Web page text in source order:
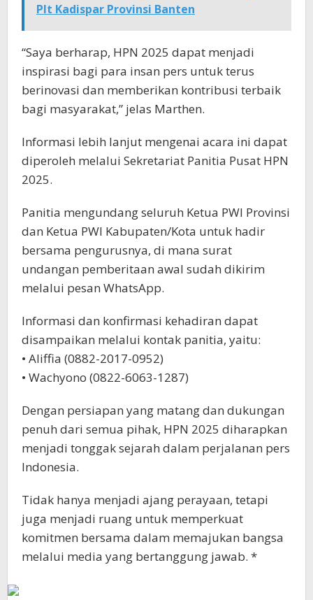
Plt Kadispar Provinsi Banten
“Saya berharap, HPN 2025 dapat menjadi
inspirasi bagi para insan pers untuk terus
berinovasi dan memberikan kontribusi terbaik
bagi masyarakat,” jelas Marthen.
Informasi lebih lanjut mengenai acara ini dapat
diperoleh melalui Sekretariat Panitia Pusat HPN
2025.
Panitia mengundang seluruh Ketua PWI Provinsi
dan Ketua PWI Kabupaten/Kota untuk hadir
bersama pengurusnya, di mana surat
undangan pemberitaan awal sudah dikirim
melalui pesan WhatsApp.
Informasi dan konfirmasi kehadiran dapat
disampaikan melalui kontak panitia, yaitu:
• Aliffia (0882-2017-0952)
• Wachyono (0822-6063-1287)
Dengan persiapan yang matang dan dukungan
penuh dari semua pihak, HPN 2025 diharapkan
menjadi tonggak sejarah dalam perjalanan pers
Indonesia.
Tidak hanya menjadi ajang perayaan, tetapi
juga menjadi ruang untuk memperkuat
komitmen bersama dalam memajukan bangsa
melalui media yang bertanggung jawab. *